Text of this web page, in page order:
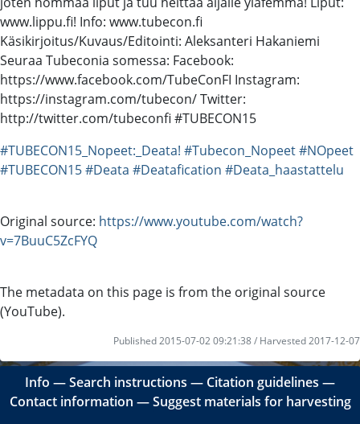
www.lippu.fi! Info: www.tubecon.fi
Käsikirjoitus/Kuvaus/Editointi: Aleksanteri Hakaniemi
Seuraa Tubeconia somessa: Facebook:
https://www.facebook.com/TubeConFI Instagram:
https://instagram.com/tubecon/ Twitter:
http://twitter.com/tubeconfi #TUBECON15
#TUBECON15_Nopeet:_Deata! #Tubecon_Nopeet#NOpeet
#TUBECON15#Deata #Deatafication #Deata_haastattelu
Original source: https://www.youtube.com/watch?
v=7BuuC5ZcFYQ
The metadata on this page is from the original source
(YouTube).
Published 2015-07-02 09:21:38 / Harvested 2017-12-07
Info ―Search instructions ― Citation guidelines ―
Contact information ―Suggest materials for harvesting